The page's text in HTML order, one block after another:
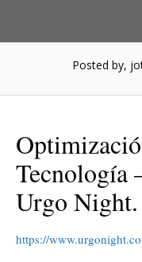
Posted by,
Tecnología
Urgo Night.
https://